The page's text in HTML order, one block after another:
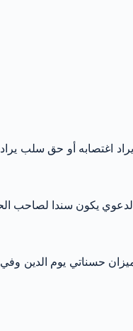
اغتصابه أو حق سلب
يكون سندا لصاحب
حسناتي يوم الدين